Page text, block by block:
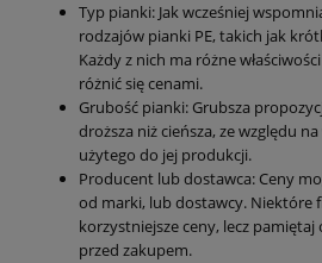
Typ pianki: Jak wcześniej
rodzajów pianki PE, takich jak
Każdy z nich ma różne
różnić się cenami.
Grubość pianki: Grubsza
droższa niż cieńsza, ze względu
użytego do jej produkcji.
Producent lub dostawca: Ceny
od marki, lub dostawcy. Niektóre
korzystniejsze ceny, lecz
przed zakupem.